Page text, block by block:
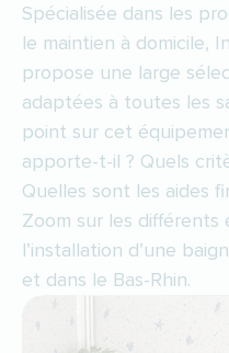
Spécialisée dans les
le maintien à domicile,
propose une large
adaptées à toutes les
point sur cet
apporte-t-il ? Quels
Quelles sont les aides
Zoom sur les différents
l’installation d’une
et dans le Bas-Rhin.